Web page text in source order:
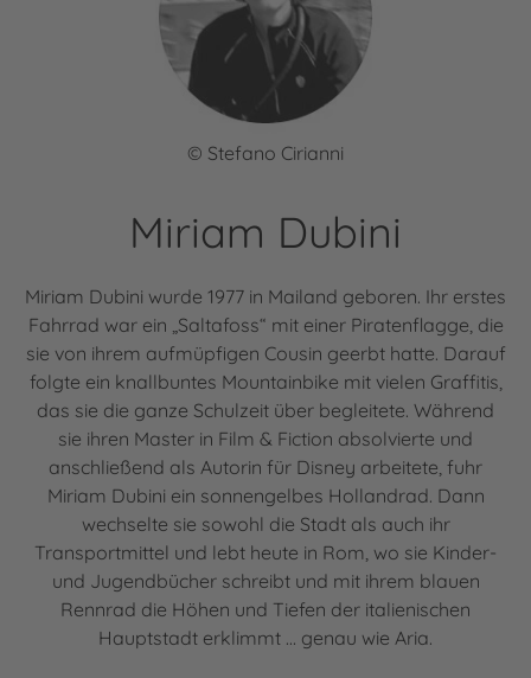
© Stefano Cirianni
Miriam Dubini
Miriam Dubini wurde 1977 in Mailand geboren. Ihr erstes
Fahrrad war ein „Saltafoss“ mit einer Piratenflagge, die
sie von ihrem aufmüpfigen Cousin geerbt hatte. Darauf
folgte ein knallbuntes Mountainbike mit vielen Graffitis,
das sie die ganze Schulzeit über begleitete. Während
sie ihren Master in Film & Fiction absolvierte und
anschließend als Autorin für Disney arbeitete, fuhr
Miriam Dubini ein sonnengelbes Hollandrad. Dann
wechselte sie sowohl die Stadt als auch ihr
Transportmittel und lebt heute in Rom, wo sie Kinder-
und Jugendbücher schreibt und mit ihrem blauen
Rennrad die Höhen und Tiefen der italienischen
Hauptstadt erklimmt … genau wie Aria.